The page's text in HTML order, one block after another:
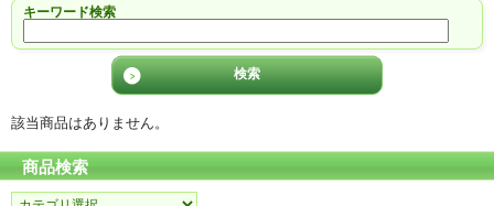
キーワード検索
該当商品はありません。
商品検索